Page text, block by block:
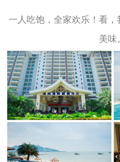
一人吃饱，全家欢乐！看
美味